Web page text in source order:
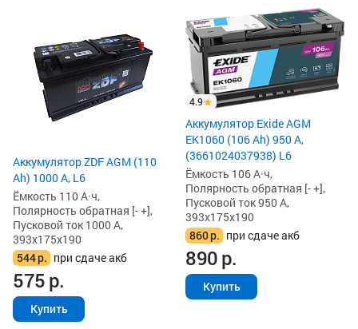
Аккумулятор ZDF AGM (110
Ah) 1000 А, L6
Ёмкость 110 А·ч,
Полярность обратная [- +],
Пусковой ток 1000 А,
393x175x190
544р. при сдаче акб
575р.
Купить
4.9
Аккумулятор Exide AGM
EK1060 (106 Ah) 950 А,
(3661024037938) L6
Ёмкость 106 А·ч,
Полярность обратная [- +],
Пусковой ток 950 А,
393x175x190
860р. при сдаче акб
890р.
Купить